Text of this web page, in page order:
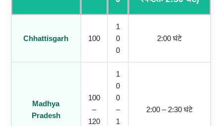
Chhattisgarh 100
1
0
0
2:00 घंटे
Madhya
Pradesh
100
–
120
1
0
0
–
1
2:00 – 2:30 घंटे